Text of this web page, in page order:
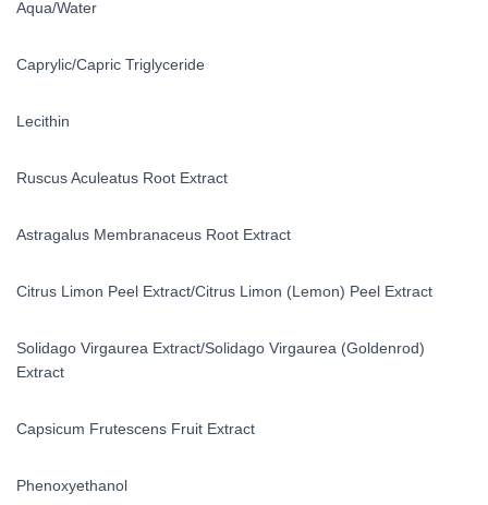
Aqua/Water
Caprylic/Capric Triglyceride
Lecithin
Ruscus Aculeatus Root Extract
Astragalus Membranaceus Root Extract
Citrus Limon Peel Extract/Citrus Limon (Lemon) Peel Extract
Solidago Virgaurea Extract/Solidago Virgaurea (Goldenrod)
Extract
Capsicum Frutescens Fruit Extract
Phenoxyethanol